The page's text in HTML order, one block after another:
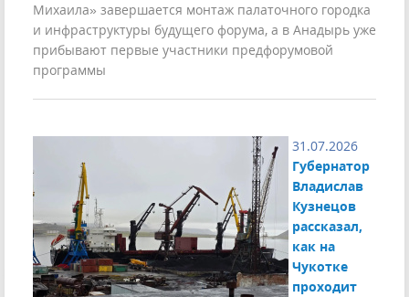
Михаила» завершается монтаж палаточного городка
и инфраструктуры будущего форума, а в Анадырь уже
прибывают первые участники предфорумовой
программы
31.07.2026
Губернатор
Владислав
Кузнецов
рассказал,
как на
Чукотке
проходит